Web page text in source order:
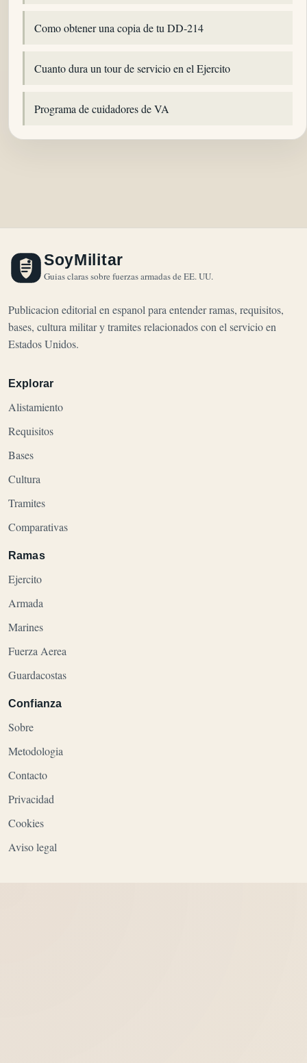
Como obtener una copia de tu DD-214
Cuanto dura un tour de servicio en el Ejercito
Programa de cuidadores de VA
SoyMilitar
Guias claras sobre fuerzas armadas de EE. UU.
Publicacion editorial en espanol para entender ramas, requisitos,
bases, cultura militar y tramites relacionados con el servicio en
Estados Unidos.
Explorar
Alistamiento
Requisitos
Bases
Cultura
Tramites
Comparativas
Ramas
Ejercito
Armada
Marines
Fuerza Aerea
Guardacostas
Confianza
Sobre
Metodologia
Contacto
Privacidad
Cookies
Aviso legal